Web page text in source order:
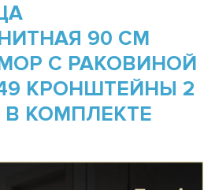
90 СМ
С РАКОВИНОЙ
49 КРОНШТЕЙНЫ 2
КОМПЛЕКТЕ